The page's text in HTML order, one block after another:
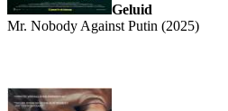
Geluid
Mr. Nobody Against Putin (2025)